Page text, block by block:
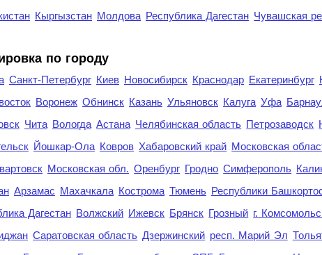
Кыргызстан Молдова Республика Дагестан Чувашская
по городу
Санкт-Петербург Киев Новосибирск Краснодар Екатеринбург
Воронеж Обнинск Казань Ульяновск Калуга Уфа
Чита Вологда Астана Челябинская область Петрозаводск
Йошкар-Ола Ковров Хабаровский край Московская
Московская обл. Оренбург Гродно Симферополь
Арзамас Махачкала Кострома Тюмень Республики
Дагестан Волжский Ижевск Брянск Грозный г.
Саратовская область Дзержинский респ. Марий Эл